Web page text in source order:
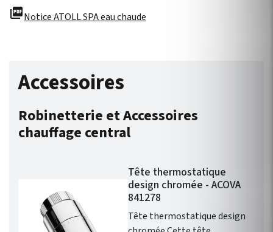
picture_as_pdfNotice ATOLL SPA eau chaude
Accessoires
Robinetterie et Accessoires
chauffage central
Tête thermostatique
design chromée - ACOVA
841278
Tête thermostatique design